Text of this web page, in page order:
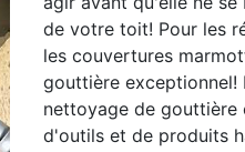
de votre toit! Pour les
les couvertures
gouttière exceptionnel!
nettoyage de gouttière
d'outils et de produits